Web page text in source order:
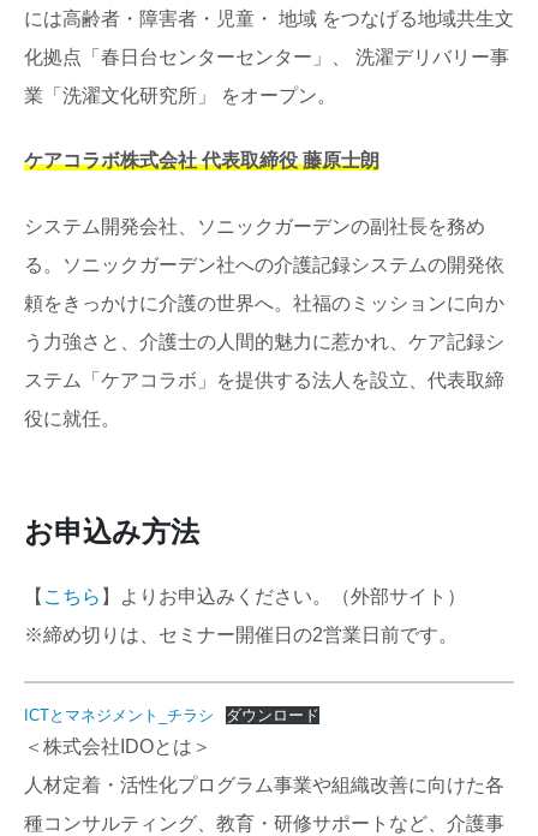
には高齢者・障害者・児童・ 地域 をつなげる地域共生文
化拠点「春日台センターセンター」、 洗濯デリバリー事
業「洗濯文化研究所」 をオープン。
ケアコラボ株式会社 代表取締役 藤原士朗
システム開発会社、ソニックガーデンの副社長を務め
る。ソニックガーデン社への介護記録システムの開発依
頼をきっかけに介護の世界へ。社福のミッションに向か
う力強さと、介護士の人間的魅力に惹かれ、ケア記録シ
ステム「ケアコラボ」を提供する法人を設立、代表取締
役に就任。
お申込み方法
【 こちら 】よりお申込みください。（外部サイト）
※締め切りは、セミナー開催日の2営業日前です。
ICTとマネジメント_チラシ ダウンロード
＜株式会社IDOとは＞
人材定着・活性化プログラム事業や組織改善に向けた各
種コンサルティング、教育・研修サポートなど、介護事